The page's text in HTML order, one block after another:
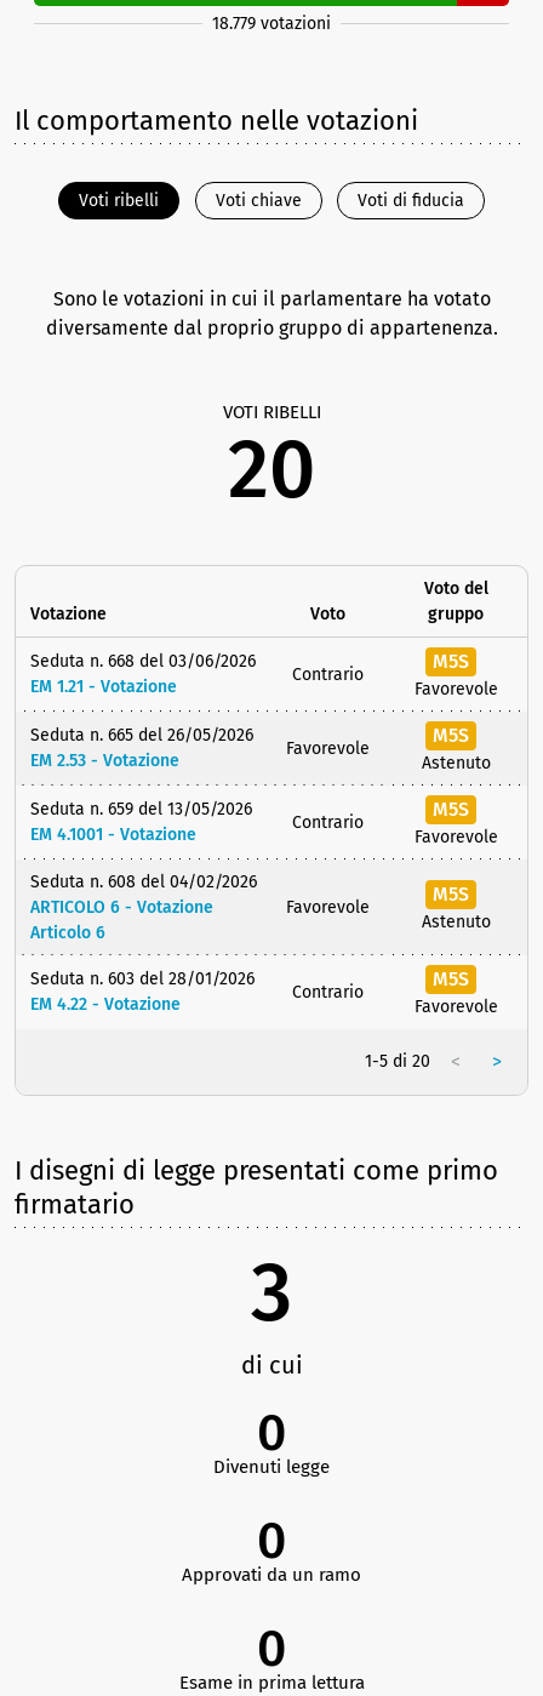
18.779 votazioni
Il comportamento nelle votazioni
Voti ribelli Voti chiave Voti di fiducia
Sono le votazioni in cui il parlamentare ha votato
diversamente dal proprio gruppo di appartenenza.
VOTI RIBELLI
20
Votazione Voto
Voto del
gruppo
Seduta n. 668 del 03/06/2026
EM 1.21 - Votazione
Contrario
M5S
Favorevole
Seduta n. 665 del 26/05/2026
EM 2.53 - Votazione
Favorevole
M5S
Astenuto
Seduta n. 659 del 13/05/2026
EM 4.1001 - Votazione
Contrario
M5S
Favorevole
Seduta n. 608 del 04/02/2026
ARTICOLO 6 - Votazione
Articolo 6
Favorevole
M5S
Astenuto
Seduta n. 603 del 28/01/2026
EM 4.22 - Votazione
Contrario
M5S
Favorevole
1-5 di 20 < >
I disegni di legge presentati come primo
firmatario
3
di cui
0
Divenuti legge
0
Approvati da un ramo
0
Esame in prima lettura